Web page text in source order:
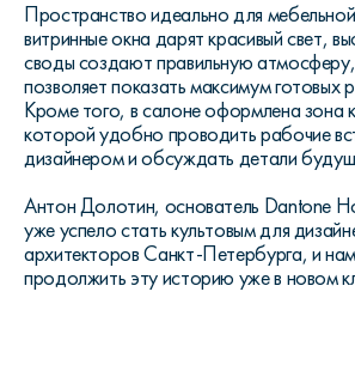
Пространство идеально для
витринные окна дарят красивый свет,
своды создают правильную
позволяет показать максимум готовых
Кроме того, в салоне оформлена зона
которой удобно проводить рабочие
дизайнером и обсуждать детали
Антон Долотин, основатель Dantone
уже успело стать культовым для
архитекторов Санкт-Петербурга, и
продолжить эту историю уже в новом